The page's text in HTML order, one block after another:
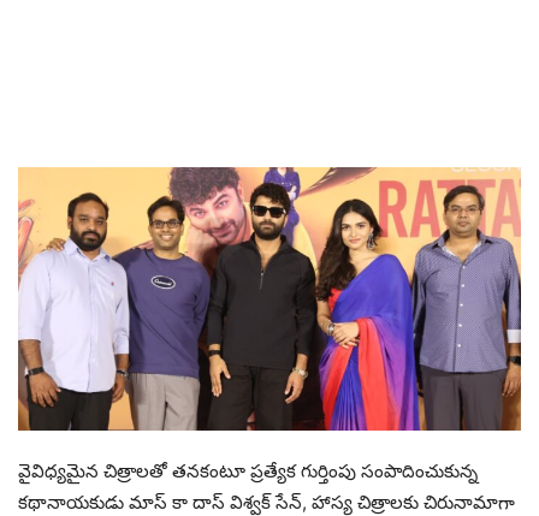
వైవిధ్యమైన చిత్రాలతో తనకంటూ ప్రత్యేక గుర్తింపు సంపాదించుకున్న
కథానాయకుడు మాస్ కా దాస్ విశ్వక్ సేన్, హాస్య చిత్రాలకు చిరునామాగా